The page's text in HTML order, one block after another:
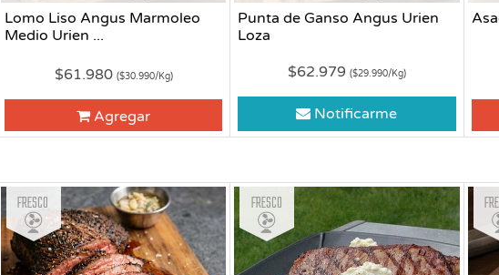
Lomo Liso Angus Marmoleo
Medio Urien ...
$61.980 ($30.990/Kg)
Agregar
Punta de Ganso Angus Urien
Loza
$62.979 ($29.990/Kg)
Notificarme
Fresco Fresco